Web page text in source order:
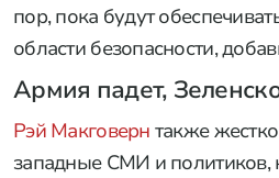
пор, пока будут
области безопасности,
Армия падет,
Рэй Макговерн также
западные СМИ и политиков,